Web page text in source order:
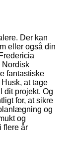
Der kan
eller også din
Nordisk
fantastiske
at tage
dit projekt. Og
for, at sikre
og
og
flere år